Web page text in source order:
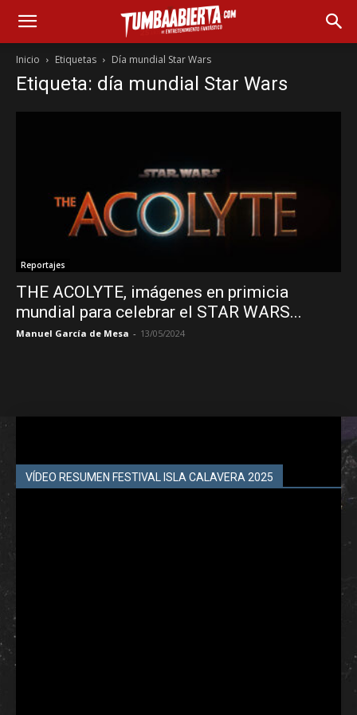
Inicio Etiquetas Día mundial Star Wars
Etiqueta: día mundial Star Wars
Reportajes
THE ACOLYTE, imágenes en primicia
mundial para celebrar el STAR WARS...
Manuel García de Mesa - 13/05/2024
VÍDEO RESUMEN FESTIVAL ISLA CALAVERA 2025